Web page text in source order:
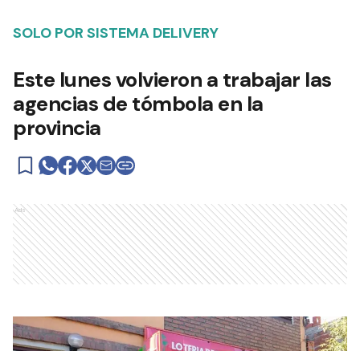
SOLO POR SISTEMA DELIVERY
Este lunes volvieron a trabajar las
agencias de tómbola en la
provincia
Ads